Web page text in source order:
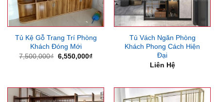
Tủ Kệ Gỗ Trang Trí Phòng
Khách Đóng Mới
7,500,000₫ Giá
6,550,000₫Giá
Tủ Vách Ngăn Phòng
Khách Phong Cách Hiện
Đại
Liên Hệ